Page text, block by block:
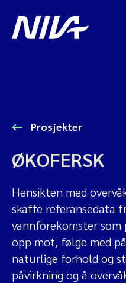
Prosjekter
ØKOFERSK
Hensikten med
skaffe referansedata
vannforekomster som
opp mot, følge med
naturlige forhold og
påvirkning og å